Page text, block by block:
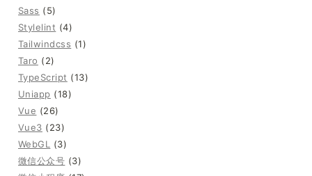
Sass (5)
Stylelint (4)
Tailwindcss (1)
Taro (2)
TypeScript (13)
Uniapp (18)
Vue (26)
Vue3 (23)
WebGL
(3)
微信公众号 (3)